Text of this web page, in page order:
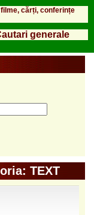
cărți, conferințe
generale
TEXT